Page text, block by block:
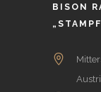
BISON